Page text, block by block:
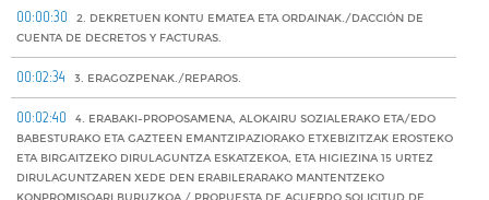
00:00:30
2. DEKRETUEN KONTU EMATEA ETA ORDAINAK./DACCIÓN DE
CUENTA DE DECRETOS Y FACTURAS.
00:02:34 3. ERAGOZPENAK./REPAROS.
00:02:40
4. ERABAKI-PROPOSAMENA, ALOKAIRU SOZIALERAKO ETA/EDO
BABESTURAKO ETA GAZTEEN EMANTZIPAZIORAKO ETXEBIZITZAK EROSTEKO
ETA BIRGAITZEKO DIRULAGUNTZA ESKATZEKOA, ETA HIGIEZINA 15 URTEZ
DIRULAGUNTZAREN XEDE DEN ERABILERARAKO MANTENTZEKO